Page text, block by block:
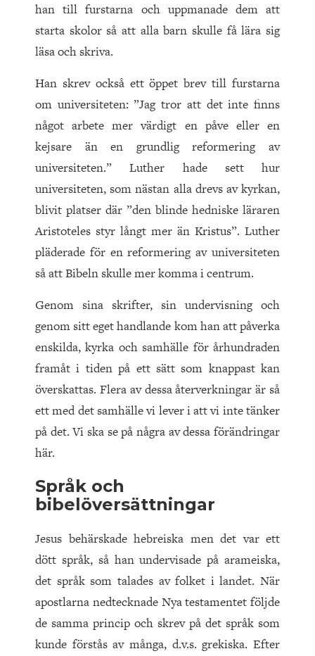
han till furstarna och uppmanade dem att
starta skolor så att alla barn skulle få lära sig
läsa och skriva.
Han skrev också ett öppet brev till furstarna
om universiteten: ”Jag tror att det inte finns
något arbete mer värdigt en påve eller en
kejsare än en grundlig reformering av
universiteten.” Luther hade sett hur
universiteten, som nästan alla drevs av kyrkan,
blivit platser där ”den blinde hedniske läraren
Aristoteles styr långt mer än Kristus”. Luther
pläderade för en reformering av universiteten
så att Bibeln skulle mer komma i centrum.
Genom sina skrifter, sin undervisning och
genom sitt eget handlande kom han att påverka
enskilda, kyrka och samhälle för århundraden
framåt i tiden på ett sätt som knappast kan
överskattas. Flera av dessa återverkningar är så
ett med det samhälle vi lever i att vi inte tänker
på det. Vi ska se på några av dessa förändringar
här.
Språk och
bibelöversättningar
Jesus behärskade hebreiska men det var ett
dött språk, så han undervisade på arameiska,
det språk som talades av folket i landet. När
apostlarna nedtecknade Nya testamentet följde
de samma princip och skrev på det språk som
kunde förstås av många, d.v.s. grekiska. Efter